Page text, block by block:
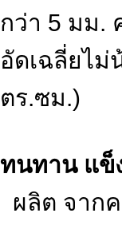
กว่า 5 มม.
อัดเฉลี่ยไม่
ตร.ซม.)
ทนทาน แข็
ผลิต จาก